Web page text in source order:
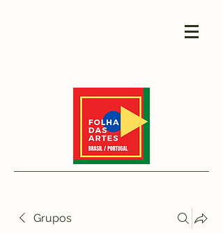
Grupos